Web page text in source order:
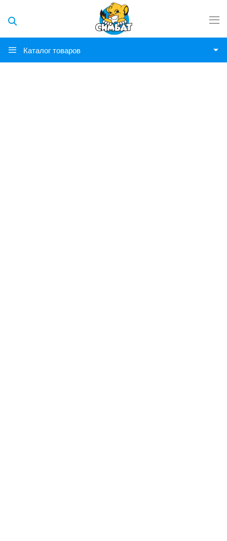
Каталог товаров